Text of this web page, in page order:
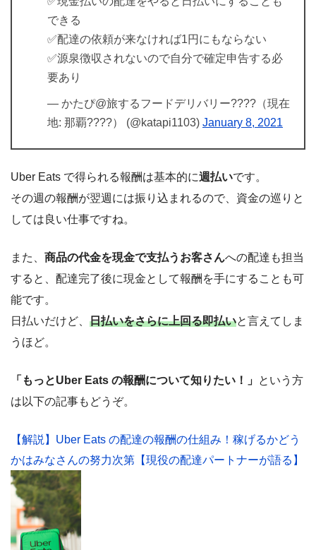
できる
✅配達の依頼が来なければ1円にもならない
✅源泉徴収されないので自分で確定申告する必
要あり
— かたぴ@旅するフードデリバリー????（現在
地: 那覇????） (@katapi1103) January 8, 2021
Uber Eats で得られる報酬は基本的に週払いです。
その週の報酬が翌週には振り込まれるので、資金の巡りと
しては良い仕事ですね。
また、 商品の代金を現金で支払うお客さんへの配達も担当
すると、配達完了後に現金として報酬を手にすることも可
能です。
日払いだけど、 日払いをさらに上回る即払いと言えてしま
うほど。
「もっとUber Eats の報酬について知りたい！」 という方
は以下の記事もどうぞ。
【解説】Uber Eats の配達の報酬の仕組み！稼げるかどう
かはみなさんの努力次第【現役の配達パートナーが語る】